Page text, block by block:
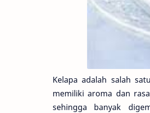
Kelapa adalah salah
memiliki aroma dan
sehingga banyak